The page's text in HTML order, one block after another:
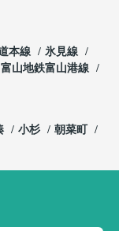
本線
氷見線
富山地鉄富山港線
小杉
朝菜町